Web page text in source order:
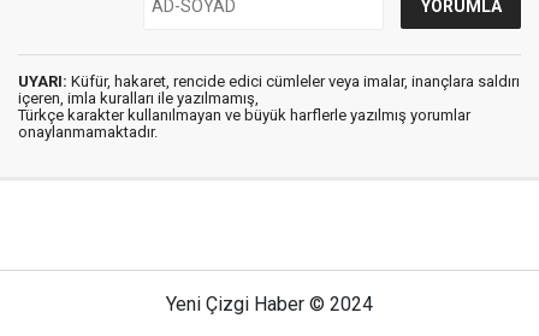
UYARI: Küfür, hakaret, rencide edici cümleler veya imalar, inançlara saldırı
içeren, imla kuralları ile yazılmamış,
Türkçe karakter kullanılmayan ve büyük harflerle yazılmış yorumlar
onaylanmamaktadır.
Yeni Çizgi Haber © 2024